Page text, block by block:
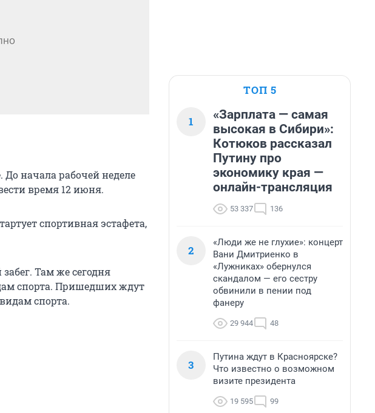
начала рабочей неделе
время 12 июня.
спортивная эстафета,
Там же сегодня
спорта. Пришедших ждут
спорта.
ТОП 5
1
«Зарплата — самая
высокая в Сибири»:
Котюков рассказал
Путину про
экономику края —
онлайн-трансляция
53 337 136
2
«Люди же не глухие»: концерт
Вани Дмитриенко в
«Лужниках» обернулся
скандалом — его сестру
обвинили в пении под
фанеру
29 944 48
3
Путина ждут в Красноярске?
Что известно о возможном
визите президента
19 595 99